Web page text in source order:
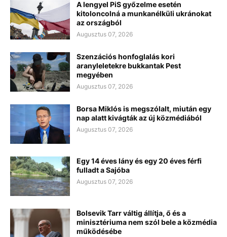
A lengyel PiS győzelme esetén
kitoloncolná a munkanélküli ukránokat
az országból
Augusztus 07, 2026
Szenzációs honfoglalás kori
aranyleletekre bukkantak Pest
megyében
Augusztus 07, 2026
Borsa Miklós is megszólalt, miután egy
nap alatt kivágták az új közmédiából
Augusztus 07, 2026
Egy 14 éves lány és egy 20 éves férfi
fulladt a Sajóba
Augusztus 07, 2026
Bolsevik Tarr váltig állítja, ő és a
minisztériuma nem szól bele a közmédia
működésébe